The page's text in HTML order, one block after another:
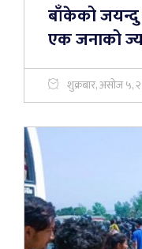
बाँकेको
एक जनाको
शुक्रबार, असोज ५,